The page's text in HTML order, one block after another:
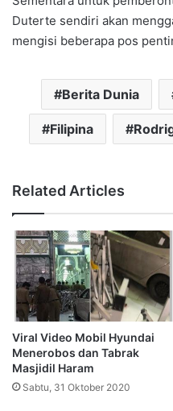
Duterte sendiri akan
mengisi beberapa pos
Berita Dunia
Filipina
Related Articles
Viral Video Mobil Hyundai
Menerobos dan Tabrak
Masjidil Haram
Sabtu, 31 Oktober 2020